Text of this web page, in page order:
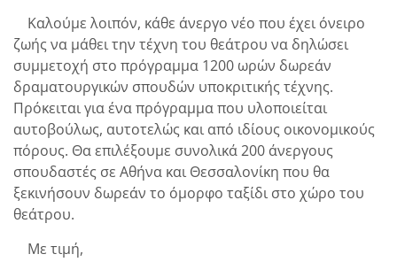
Καλούμε λοιπόν, κάθε άνεργο νέο που έχει όνειρο
ζωής να μάθει την τέχνη του θεάτρου να δηλώσει
συμμετοχή στο πρόγραμμα 1200 ωρών δωρεάν
δραματουργικών σπουδών υποκριτικής τέχνης.
Πρόκειται για ένα πρόγραμμα που υλοποιείται
αυτοβούλως, αυτοτελώς και από ιδίους οικονομικούς
πόρους. Θα επιλέξουμε συνολικά 200 άνεργους
σπουδαστές σε Αθήνα και Θεσσαλονίκη που θα
ξεκινήσουν δωρεάν το όμορφο ταξίδι στο χώρο του
θεάτρου.
Με τιμή,